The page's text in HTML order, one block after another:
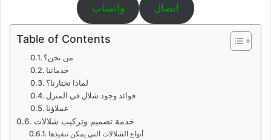
اتصال واتساب
Table of Contents
من نحن؟
خدماتنا
لماذا تختارنا؟
فوائد وجود شلال في المنزل
عملاؤنا
خدمة تصميم وتركيب شلالات
أنواع الشلالات التي يمكن تنفيذها